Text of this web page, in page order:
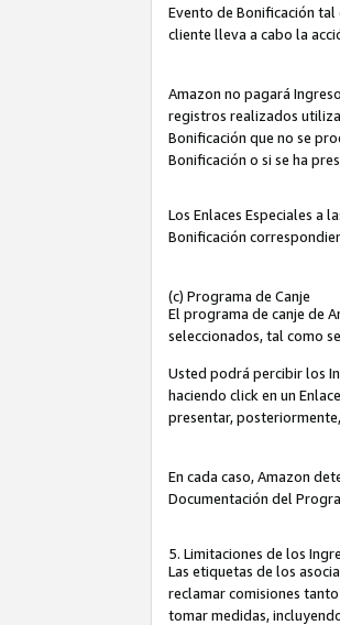
Evento de Bonificación tal
cliente lleva a cabo la
Amazon no pagará
registros realizados
Bonificación que no se
Bonificación o si se ha
Los Enlaces Especiales a
Bonificación
(c) Programa de Canje
El programa de canje de
seleccionados, tal como
Usted podrá percibir los
haciendo click en un
presentar,
En cada caso, Amazon
Documentación del
5. Limitaciones de los
Las etiquetas de los
reclamar comisiones
tomar medidas,